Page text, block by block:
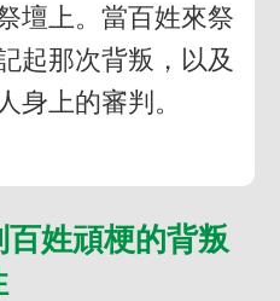
壇上。當百姓來祭
起那次背叛，以及
身上的審判。
姓頑梗的背叛